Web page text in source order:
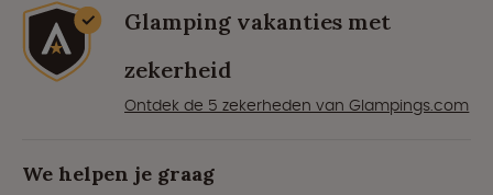
Glamping vakanties met
zekerheid
Ontdek de 5 zekerheden van Glampings.com
We helpen je graag